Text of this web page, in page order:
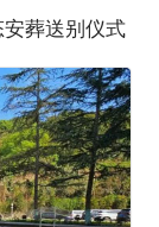
葬送别仪式